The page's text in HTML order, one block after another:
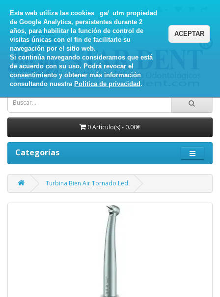
Esta web utiliza las cookies _ga/_utm propiedad
de Google Analytics, persistentes durante 2
años, para habilitar la función de control de
visitas únicas con el fin de facilitarle su
navegación por el sitio web.
Si continúa navegando consideramos que está
de acuerdo con su uso. Podrá revocar el
consentimiento y obtener más información
consultando nuestra Política de privacidad.
ACEPTAR
0 Artículo(s) - 0.00€
Categorías
Turbina Bien Air Tornado Led